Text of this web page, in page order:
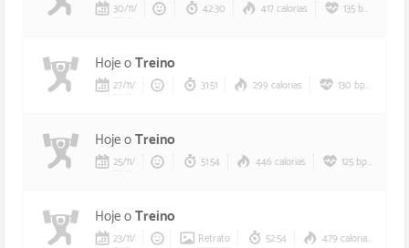
30/11/ 42:30 417 calorias 135 bpm
Hoje oTreino
27/11/ 31:51 299 calorias 130 bpm
Hoje oTreino
25/11/ 51:54 446 calorias 125 bpm
Hoje oTreino
23/11/ Retrato 52:54 479 calorias